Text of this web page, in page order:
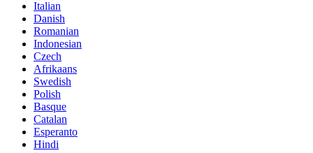
Italian
Danish
Romanian
Indonesian
Czech
Afrikaans
Swedish
Polish
Basque
Catalan
Esperanto
Hindi